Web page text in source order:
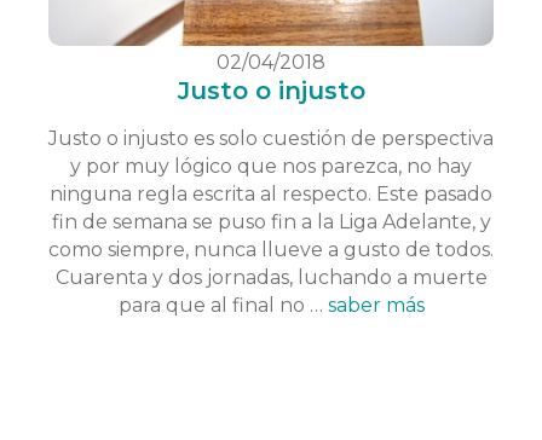
02/04/2018
Justo o injusto
Justo o injusto es solo cuestión de perspectiva
y por muy lógico que nos parezca, no hay
ninguna regla escrita al respecto. Este pasado
fin de semana se puso fin a la Liga Adelante, y
como siempre, nunca llueve a gusto de todos.
Cuarenta y dos jornadas, luchando a muerte
para que al final no … saber más